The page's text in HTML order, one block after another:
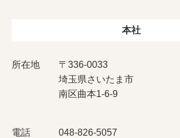
本社
所在地
〒336-0033
埼玉県さいたま市
南区曲本1-6-9
電話
048-826-5057